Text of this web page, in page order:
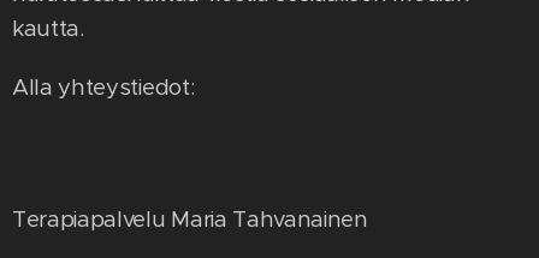
kautta.
Alla yhteystiedot:
Terapiapalvelu Maria Tahvanainen